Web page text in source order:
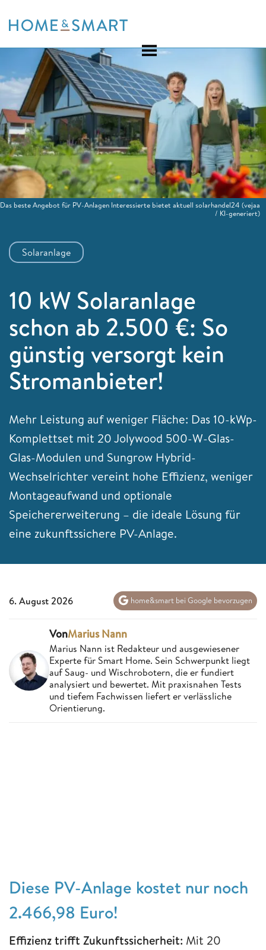
to
Solaranlage
10 kW Solaranlage
schon ab 2.500 €: So
günstig versorgt kein
Stromanbieter!
Mehr Leistung auf weniger Fläche: Das 10-kWp-
Komplettset mit 20 Jolywood 500-W-Glas-
Glas-Modulen und Sungrow Hybrid-
Wechselrichter vereint hohe Effizienz, weniger
Montageaufwand und optionale
Speichererweiterung – die ideale Lösung für
eine zukunftssichere PV-Anlage.
Das beste Angebot für PV-Anlagen Interessierte bietet aktuell solarhandel24 (vejaa
/ KI-generiert)
6. August 2026 home&smart bei Google bevorzugen
VonMarius Nann
Marius Nann ist Redakteur und ausgewiesener
Experte für Smart Home. Sein Schwerpunkt liegt
auf Saug- und Wischrobotern, die er fundiert
analysiert und bewertet. Mit praxisnahen Tests
und tiefem Fachwissen liefert er verlässliche
Orientierung.
Diese PV-Anlage kostet nur noch
2.466,98 Euro!
Effizienz trifft Zukunftssicherheit: Mit 20